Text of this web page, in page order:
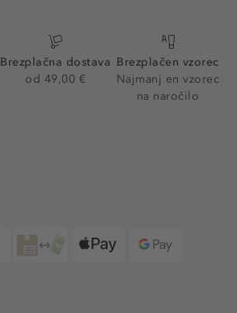
Brezplačna dostava
od 49,00 €
Brezplačen vzorec
Najmanj en vzorec
na naročilo